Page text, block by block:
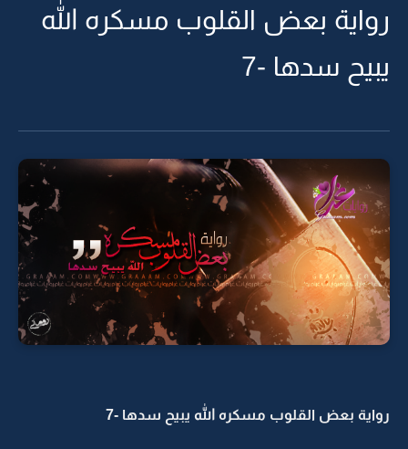
رواية بعض القلوب مسكره الله
يبيح سدها -7
رواية بعض القلوب مسكره الله يبيح سدها -7